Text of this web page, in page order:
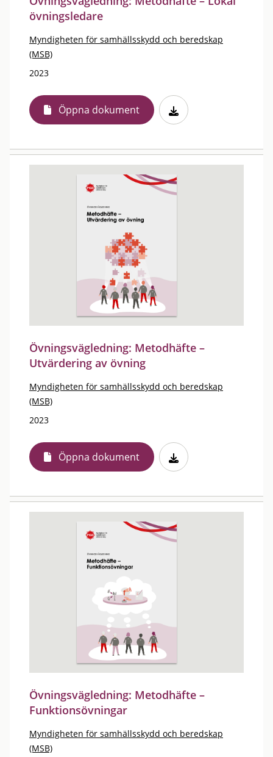
övningsledare
Myndigheten för samhällsskydd och beredskap
(MSB)
2023
Öppna dokument
Övningsvägledning: Metodhäfte –
Utvärdering av övning
Myndigheten för samhällsskydd och beredskap
(MSB)
2023
Öppna dokument
Övningsvägledning: Metodhäfte –
Funktionsövningar
Myndigheten för samhällsskydd och beredskap
(MSB)